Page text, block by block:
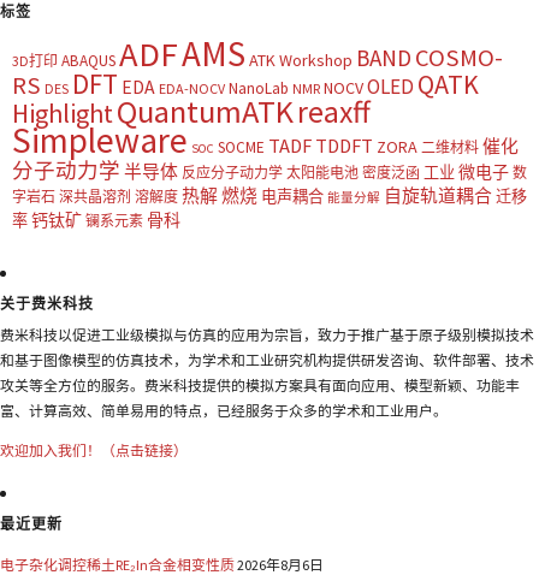
标签
3D打印 ABAQUSADFAMS ATK Workshop BAND COSMO-
RS DES DFT EDA EDA-NOCV NanoLab NMR NOCVOLED QATK
HighlightQuantumATKreaxff
Simpleware SOC SOCME TADF TDDFT ZORA 二维材料 催化
分子动力学 半导体 反应分子动力学 太阳能电池 密度泛函 工业 微电子 数
字岩石 深共晶溶剂 溶解度 热解燃烧 电声耦合 能量分解 自旋轨道耦合迁移
率钙钛矿 镧系元素 骨科
关于费米科技
费米科技以促进工业级模拟与仿真的应用为宗旨，致力于推广基于原子级别模拟技术
和基于图像模型的仿真技术，为学术和工业研究机构提供研发咨询、软件部署、技术
攻关等全方位的服务。费米科技提供的模拟方案具有面向应用、模型新颖、功能丰
富、计算高效、简单易用的特点，已经服务于众多的学术和工业用户。
欢迎加入我们！（点击链接）
最近更新
电子杂化调控稀土RE₂In合金相变性质2026年8月6日